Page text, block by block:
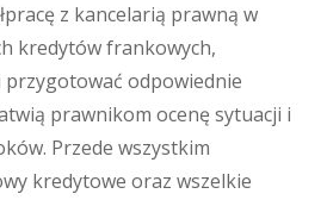
z kancelarią prawną w
kredytów frankowych,
odpowiednie
prawnikom ocenę sytuacji i
Przede wszystkim
kredytowe oraz wszelkie